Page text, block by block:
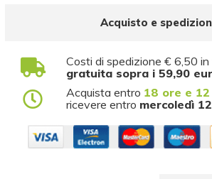
Acquisto e
Costi di spedizione € 6,50
gratuita sopra i 59,90
Acquista entro 18 ore e
ricevere entro mercoledì